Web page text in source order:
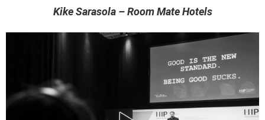
Kike Sarasola – Room Mate Hotels